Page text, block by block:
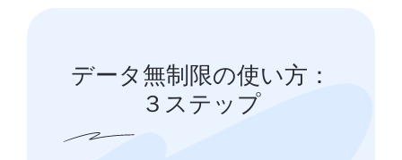
データ無制限の使い方：
３ステップ